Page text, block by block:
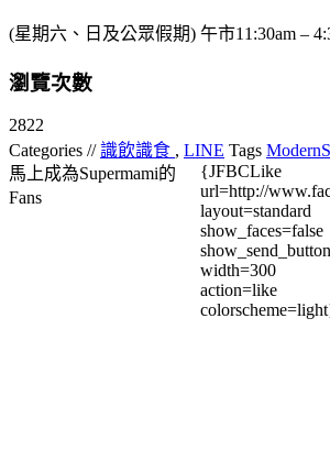
(星期六、日及公眾假期) 午市11:30am –
瀏覽次數
2822
Categories //識飲識食 , LINE Tags
馬上成為Supermami的
Fans
{JFBCLike
url=http://
layout=standard
show_faces=false
width=300
action=like